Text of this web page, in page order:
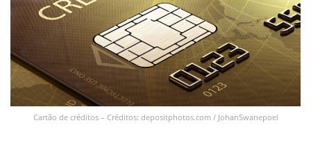
Cartão de créditos – Créditos: depositphotos.com / JohanSwanepoel